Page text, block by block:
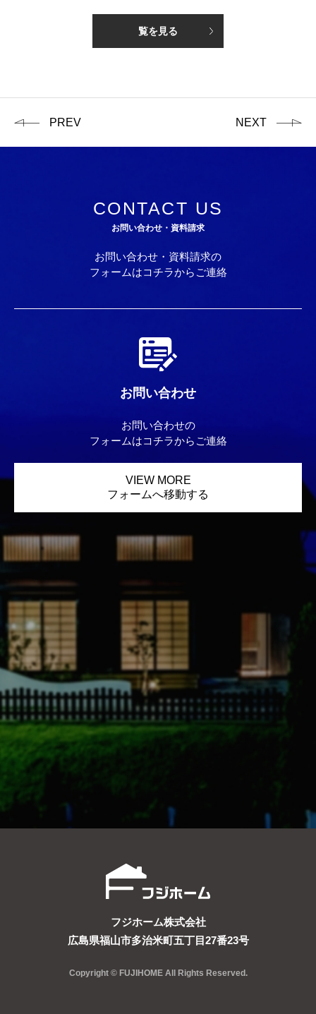
覧を見る
PREV NEXT
CONTACT US
お問い合わせ・資料請求
お問い合わせ・資料請求の
フォームはコチラからご連絡
お問い合わせ
お問い合わせの
フォームはコチラからご連絡
VIEW MORE
フォームへ移動する
フジホーム株式会社
広島県福山市多治米町五丁目27番23号
Copyright © FUJIHOME All Rights Reserved.